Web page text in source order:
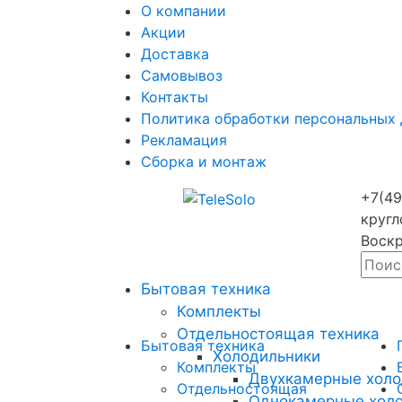
О компании
Акции
Доставка
Самовывоз
Контакты
Политика обработки персональных
Рекламация
Сборка и монтаж
Бытовая техника
Комплекты
Отдельностоящая техника
Холодильники
Двухкамерные
Бытовая техника
Комплекты
Отдельностоящая